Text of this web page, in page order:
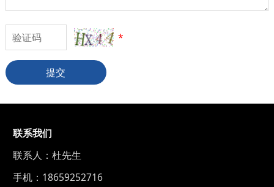
*
提交
联系我们
联系人：杜先生
手机：18659252716